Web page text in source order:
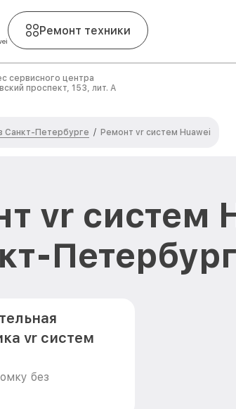
Ремонт техники
сервисного центра
проспект, 153, лит. А
Санкт-Петербурге / Ремонт vr систем Huawei
vr систем
vr систем
без